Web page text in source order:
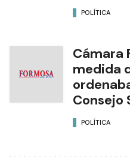
POLÍTICA
Cámara
medida
Consejo
POLÍTICA